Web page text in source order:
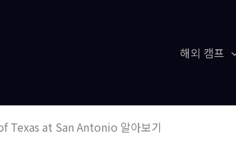
해외 캠프
Texas at San Antonio 알아보기